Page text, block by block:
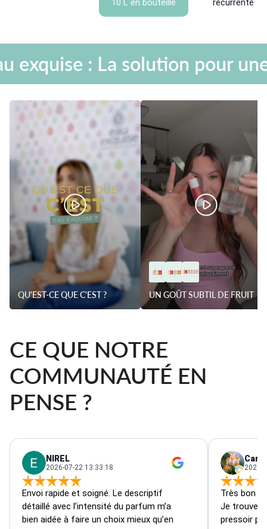
10 L en bouteille
récurrente
: La solution pour une
QU'EST-CE QUE C'EST ? UN GOÛT SUBTIL DE FRUIT
CE QUE NOTRE
COMMUNAUTÉ EN
PENSE ?
NIREL
2026-07-22 13:33:18
Envoi rapide et soigné. Le descriptif
détaillé avec l’intensité du parfum m’a
bien aidée à faire un choix mieux qu’en
2026-
Très bon
Je trouve
pressoir